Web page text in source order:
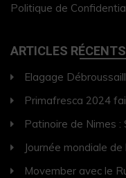
Politique de
ARTICLES RÉCENTS
Elagage
Primafresca 2024
Patinoire de Nimes
Journée mondiale
Movember avec le